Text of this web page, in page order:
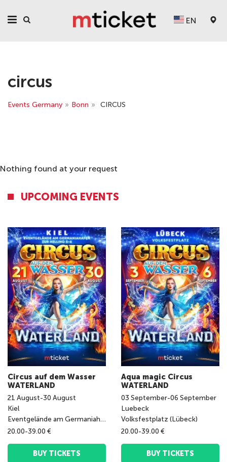
EN
circus
Events Germany » Bonn » CIRCUS
Nothing found at your request
UPCOMING EVENTS
Circus auf dem Wasser
WATERLAND
21 August-30 August
Kiel
Eventgelände am Germaniahafen
20.00-39.00 €
BUY TICKETS
Aqua magic Circus
WATERLAND
03 September-06 September
Luebeck
Volksfestplatz (Lübeck)
20.00-39.00 €
BUY TICKETS